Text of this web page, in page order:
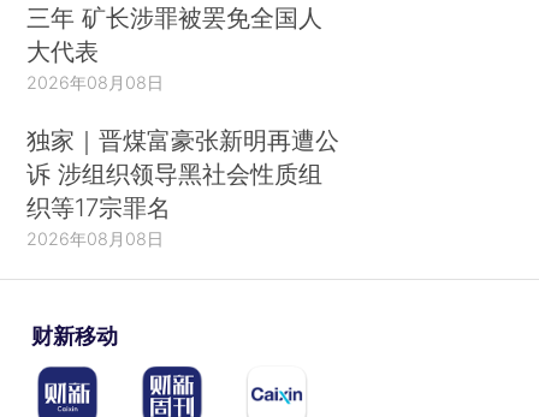
三年 矿长涉罪被罢免全国人
大代表
2026年08月08日
独家｜晋煤富豪张新明再遭公
诉 涉组织领导黑社会性质组
织等17宗罪名
2026年08月08日
财新移动